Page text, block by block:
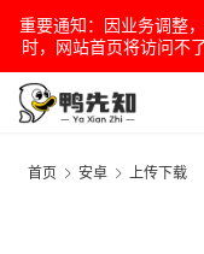
重要通知：因业务调整
时，网站首页将访问不
首页 安卓 上传下载